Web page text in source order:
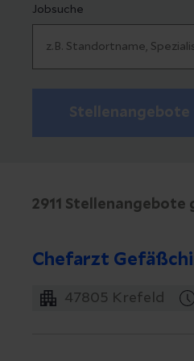
Jobsuche
Stellenangebote
2911 Stellenangebote
Chefarzt
47805 Krefeld